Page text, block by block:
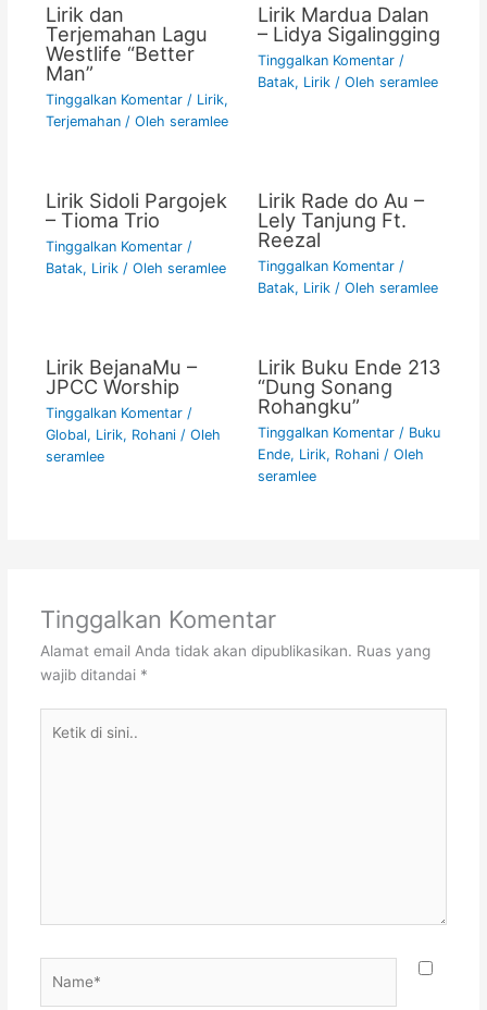
Lirik dan
Terjemahan Lagu
Westlife “Better
Man”
Tinggalkan Komentar / Lirik,
Terjemahan/ Oleh seramlee
Lirik Mardua Dalan
– Lidya Sigalingging
Tinggalkan Komentar /
Batak, Lirik/ Oleh seramlee
Lirik Sidoli Pargojek
– Tioma Trio
Tinggalkan Komentar /
Batak, Lirik/ Oleh seramlee
Lirik Rade do Au –
Lely Tanjung Ft.
Reezal
Tinggalkan Komentar /
Batak, Lirik/ Oleh seramlee
Lirik BejanaMu –
JPCC Worship
Tinggalkan Komentar /
Global, Lirik, Rohani/ Oleh
seramlee
Lirik Buku Ende 213
“Dung Sonang
Rohangku”
Tinggalkan Komentar / Buku
Ende, Lirik, Rohani/ Oleh
seramlee
Tinggalkan Komentar
Alamat email Anda tidak akan dipublikasikan. Ruas yang
wajib ditandai *